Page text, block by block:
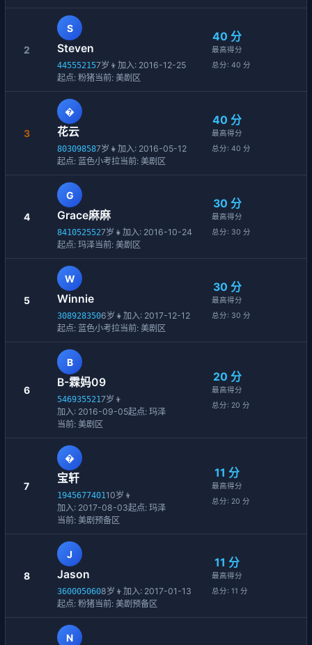
2
S
Steven
445552157岁 👦 加入: 2016-12-25
起点: 粉猪当前: 美剧区
40 分
最高得分
总分: 40 分
3
�
花云
803098587岁 👧 加入: 2016-05-12
起点: 蓝色小考拉当前: 美剧区
40 分
最高得分
总分: 40 分
4
G
Grace麻麻
8410525527岁 👧 加入: 2016-10-24
起点: 玛泽当前: 美剧区
30 分
最高得分
总分: 30 分
5
W
Winnie
3089283506岁 👧 加入: 2017-12-12
起点: 蓝色小考拉当前: 美剧区
30 分
最高得分
总分: 30 分
6
B
B-霖妈09
5469355217岁 👦
加入: 2016-09-05起点: 玛泽
当前: 美剧区
20 分
最高得分
总分: 20 分
7
�
宝轩
1945677401 10岁 👦
加入: 2017-08-03起点: 玛泽
当前: 美剧预备区
11 分
最高得分
总分: 20 分
8
J
Jason
3600050608岁 👦 加入: 2017-01-13
起点: 粉猪当前: 美剧预备区
11 分
最高得分
总分: 11 分
N